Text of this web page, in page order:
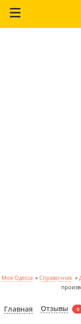
Моя Одесса » Справочник »
Главная Отзывы 0